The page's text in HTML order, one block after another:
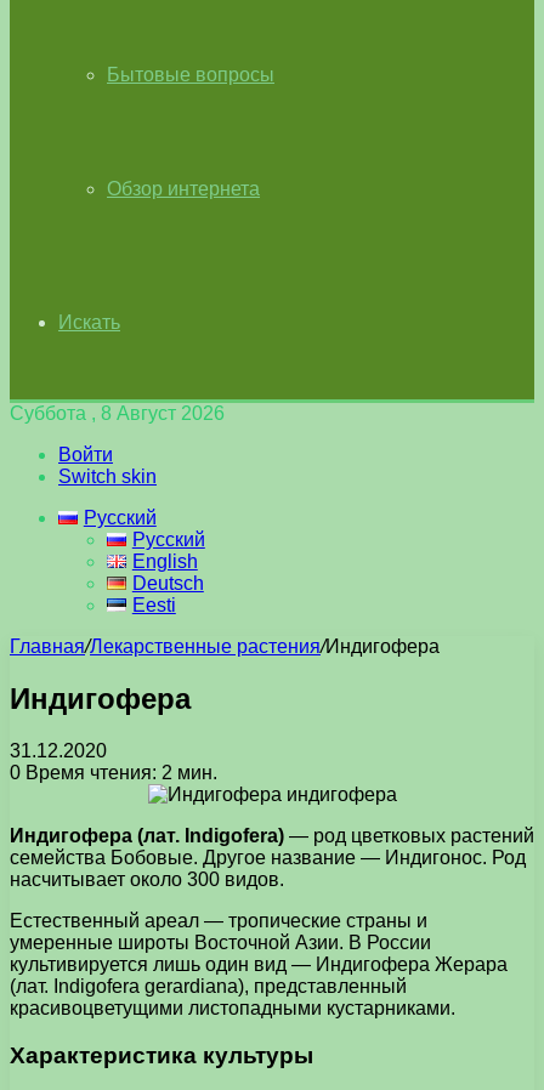
Бытовые вопросы
Обзор интернета
Искать
Суббота , 8 Август 2026
Войти
Switch skin
Русский
Русский
English
Deutsch
Eesti
Главная/Лекарственные растения/Индигофера
Индигофера
31.12.2020
0 Время чтения: 2 мин.
Индигофера (лат. Indigofera) — род цветковых растений
семейства Бобовые. Другое название — Индигонос. Род
насчитывает около 300 видов.
Естественный ареал — тропические страны и
умеренные широты Восточной Азии. В России
культивируется лишь один вид — Индигофера Жерара
(лат. Indigofera gerardiana), представленный
красивоцветущими листопадными кустарниками.
Характеристика культуры